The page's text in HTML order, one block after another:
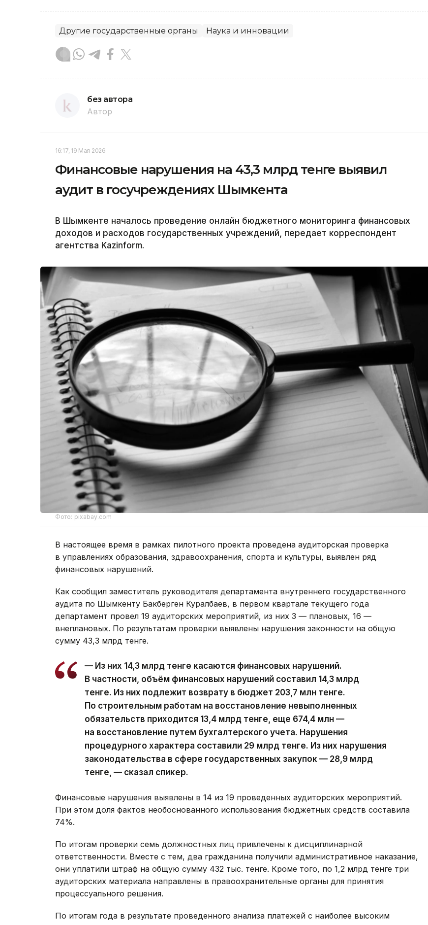
Другие государственные органы Наука и инновации
без автора
Автор
16:17, 19 Мая 2026
Финансовые нарушения на 43,3 млрд тенге выявил
аудит в госучреждениях Шымкента
В Шымкенте началось проведение онлайн бюджетного мониторинга финансовых
доходов и расходов государственных учреждений, передает корреспондент
агентства Kazinform.
Фото: pixabay.com
В настоящее время в рамках пилотного проекта проведена аудиторская проверка
в управлениях образования, здравоохранения, спорта и культуры, выявлен ряд
финансовых нарушений.
Как сообщил заместитель руководителя департамента внутреннего государственного
аудита по Шымкенту Бакберген Куралбаев, в первом квартале текущего года
департамент провел 19 аудиторских мероприятий, из них 3 — плановых, 16 —
внеплановых. По результатам проверки выявлены нарушения законности на общую
сумму 43,3 млрд тенге.
— Из них 14,3 млрд тенге касаются финансовых нарушений.
В частности, объём финансовых нарушений составил 14,3 млрд
тенге. Из них подлежит возврату в бюджет 203,7 млн тенге.
По строительным работам на восстановление невыполненных
обязательств приходится 13,4 млрд тенге, еще 674,4 млн —
на восстановление путем бухгалтерского учета. Нарушения
процедурного характера составили 29 млрд тенге. Из них нарушения
законодательства в сфере государственных закупок — 28,9 млрд
тенге, — сказал спикер.
Финансовые нарушения выявлены в 14 из 19 проведенных аудиторских мероприятий.
При этом доля фактов необоснованного использования бюджетных средств составила
74%.
По итогам проверки семь должностных лиц привлечены к дисциплинарной
ответственности. Вместе с тем, два гражданина получили административное наказание,
они уплатили штраф на общую сумму 432 тыс. тенге. Кроме того, по 1,2 млрд тенге три
аудиторских материала направлены в правоохранительные органы для принятия
процессуального решения.
По итогам года в результате проведенного анализа платежей с наиболее высоким